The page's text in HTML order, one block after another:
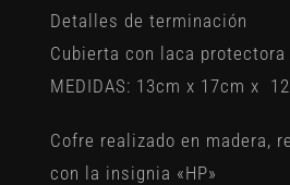
Detalles de terminación
Cubierta con laca protectora
MEDIDAS: 13cm x 17cm x
Cofre realizado en madera,
con la insignia «HP»